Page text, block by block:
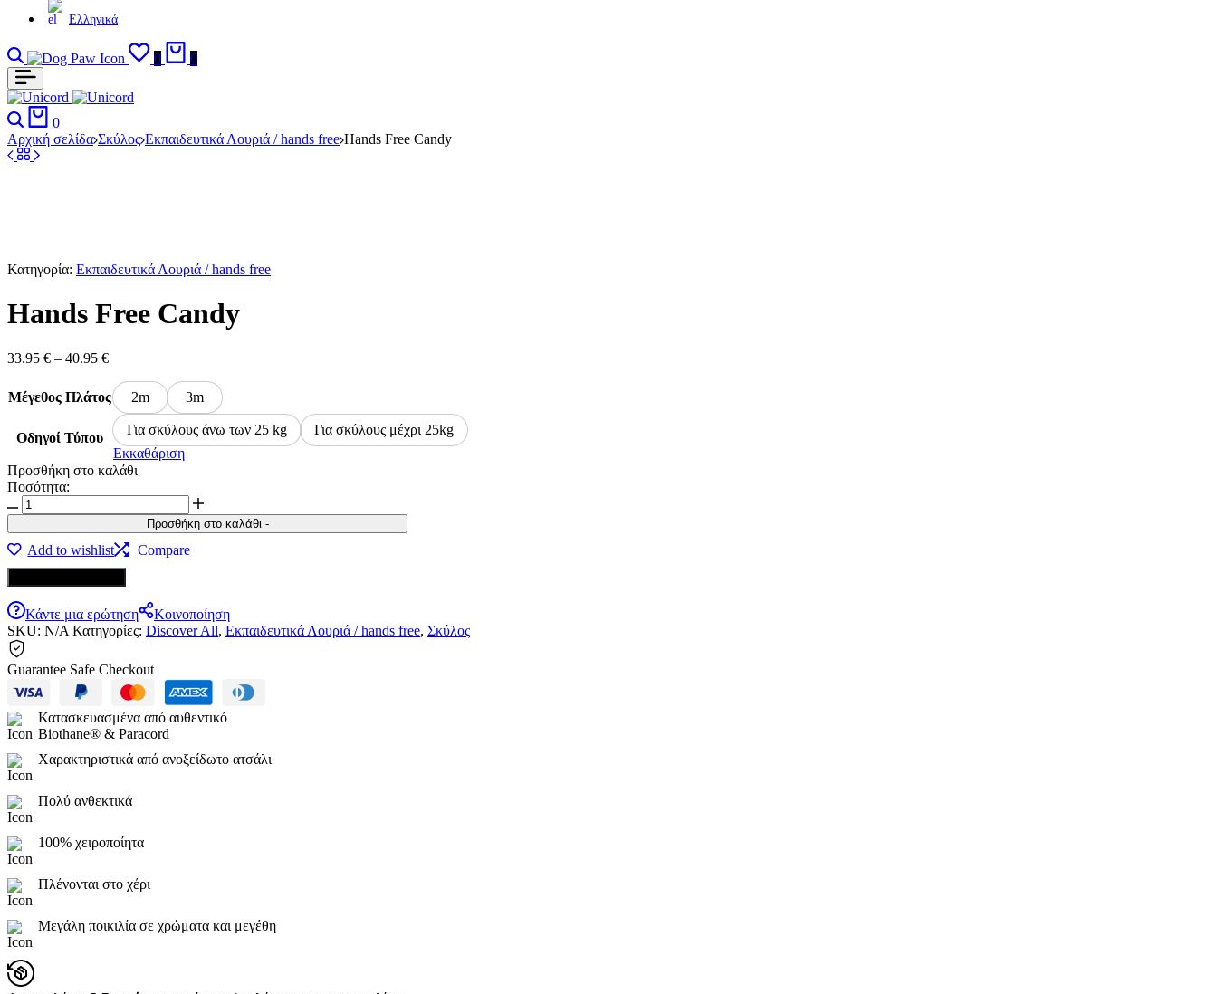
Ελληνικά
Αναζήτηση Σύνδεση
0
Αγαπημένα
0
Καλάθι
Αναζήτηση
0
Αρχική σελίδα Σκύλος Εκπαιδευτικά Λουριά / hands free Hands Free Candy
Κατηγορία: Εκπαιδευτικά Λουριά / hands free
Hands Free Candy
33.95 € – 40.95 €
Μέγεθος Πλάτος 2m 3m
Οδηγοί Τύπου Για σκύλους άνω των 25 kg
Για σκύλους μέχρι 25kg
Εκκαθάριση
Προσθήκη στο καλάθι
Ποσότητα:
Hands
Free
Candy
ποσότητα
Προσθήκη στο καλάθι -
Add to wishlist Compare
Κάντε μια ερώτηση
Κοινοποίηση
SKU: N/A Κατηγορίες: Discover All, Εκπαιδευτικά Λουριά / hands free, Σκύλος
Guarantee Safe Checkout
Κατασκευασμένα από αυθεντικό
Biothane® & Paracord
Χαρακτηριστικά από ανοξείδωτο ατσάλι
Πολύ ανθεκτικά
100% χειροποίητα
Πλένονται στο χέρι
Μεγάλη ποικιλία σε χρώματα και μεγέθη